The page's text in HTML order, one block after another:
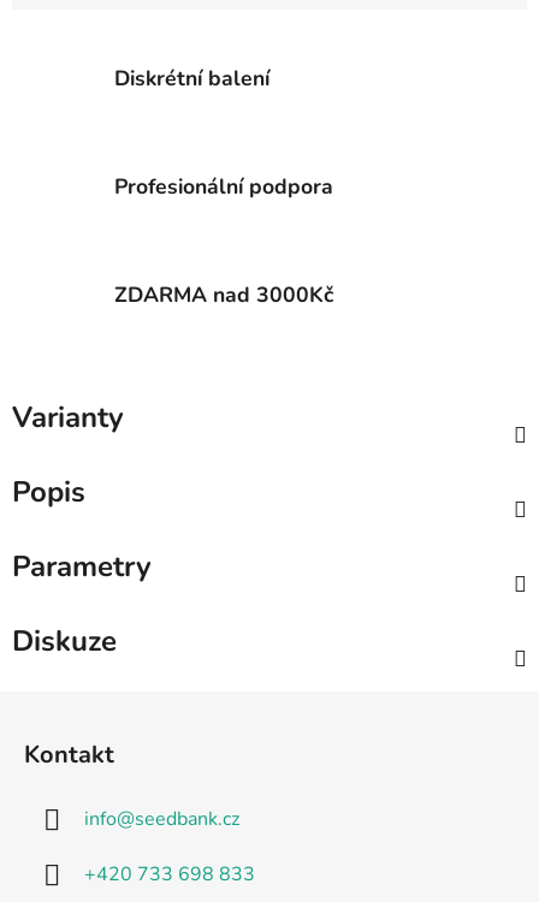
Diskrétní balení
Profesionální podpora
ZDARMA nad 3000Kč
Varianty
Popis
Parametry
Diskuze
Kontakt
info@seedbank.cz
+420 733 698 833